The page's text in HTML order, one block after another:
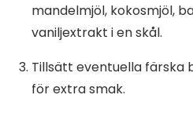
mandelmjöl, kokosmjöl,
vaniljextrakt i en skål.
Tillsätt eventuella färska
för extra smak.